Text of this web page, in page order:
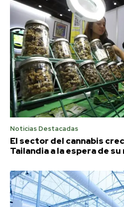
Noticias Destacadas
El sector del cannabis
Tailandia a la espera de